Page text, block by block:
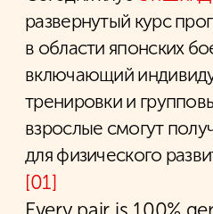
ЕДИНОБОРСТВА